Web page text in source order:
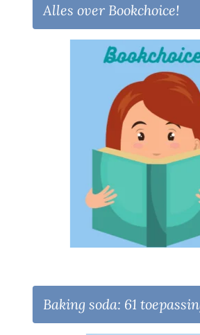
Alles over Bookchoice!
Baking soda: 61